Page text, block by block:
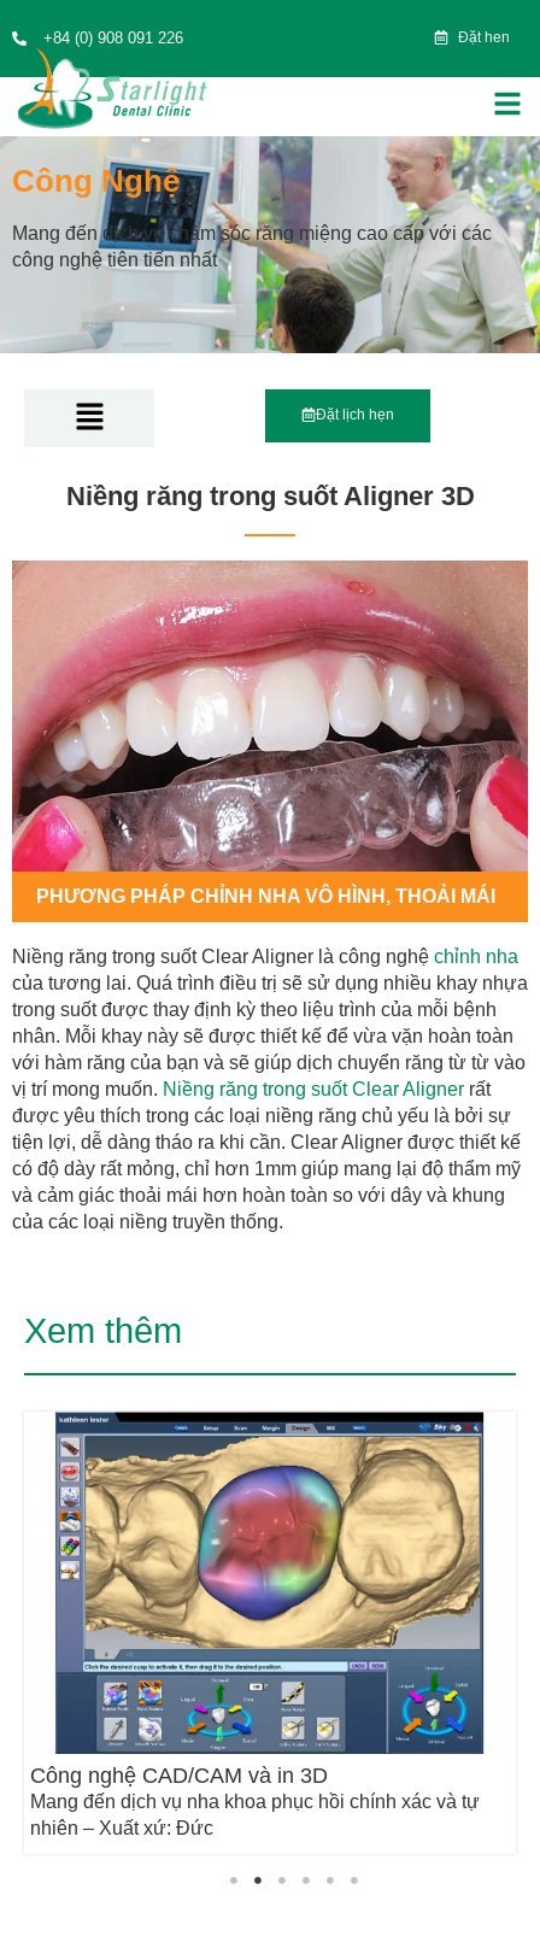
+84 (0) 908 091 226 Đặt hen
Công Nghệ
Mang đến dịch vụ chăm sóc răng miệng cao cấp với các
công nghệ tiên tiến nhất
Đặt lịch hẹn
Niềng răng trong suốt Aligner 3D
PHƯƠNG PHÁP CHỈNH NHA VÔ HÌNH, THOẢI MÁI
Niềng răng trong suốt Clear Aligner là công nghệ chỉnh nha
của tương lai. Quá trình điều trị sẽ sử dụng nhiều khay nhựa
trong suốt được thay định kỳ theo liệu trình của mỗi bệnh
nhân. Mỗi khay này sẽ được thiết kế để vừa vặn hoàn toàn
với hàm răng của bạn và sẽ giúp dịch chuyển răng từ từ vào
vị trí mong muốn. Niềng răng trong suốt Clear Aligner rất
được yêu thích trong các loại niềng răng chủ yếu là bởi sự
tiện lợi, dễ dàng tháo ra khi cần. Clear Aligner được thiết kế
có độ dày rất mỏng, chỉ hơn 1mm giúp mang lại độ thẩm mỹ
và cảm giác thoải mái hơn hoàn toàn so với dây và khung
của các loại niềng truyền thống.
Xem thêm
Công nghệ CAD/CAM và in 3D
Mang đến dịch vụ nha khoa phục hồi chính xác và tự
nhiên – Xuất xứ: Đức